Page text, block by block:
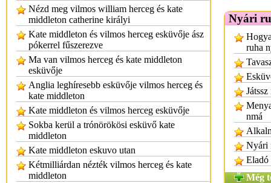
Nézd meg vilmos william herceg és kate
middleton catherine királyi
Kate middleton és vilmos herceg esküvője ász
pókerrel fűszerezve
Ma van vilmos herceg és kate middleton
esküvője
Anglia leghíresebb esküvője vilmos herceg és
kate middleton
Kate middleton és vilmos herceg esküvője
Sokba kerül a trónörökösi esküvő kate
middleton
Kate middleton eskuvo utan
Kétmilliárdan nézték vilmos herceg és kate
middleton
Nyári
ruha
nmá
Nyári
Eladó
Még